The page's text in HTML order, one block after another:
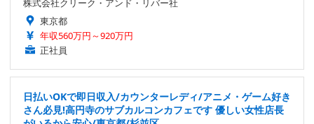
株式会社クリーク・アンド・リバー社
東京都
年収560万円～920万円
正社員
日払いOKで即日収入/カウンターレディ/アニメ・ゲーム好き
さん必見!高円寺のサブカルコンカフェです 優しい女性店長